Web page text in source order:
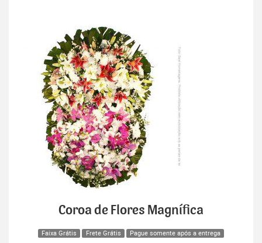
Coroa de Flores Magnífica
Faixa Grátis Frete Grátis Pague somente após a entrega